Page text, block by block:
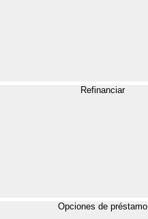
Refinanciar
Opciones de préstamo